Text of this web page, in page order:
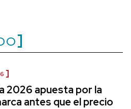
2026 apuesta por la
antes que el precio